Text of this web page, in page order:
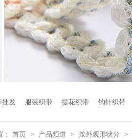
批发 服装织带 提花织带 钩针织带
首页 > 产品频道 > 按外观形状分 >